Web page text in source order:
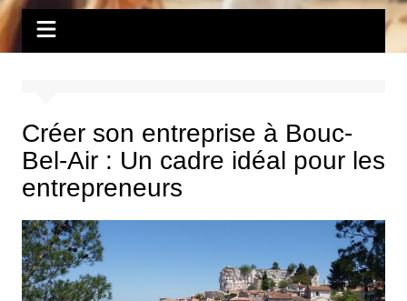
Créer son entreprise à Bouc-
Bel-Air : Un cadre idéal pour les
entrepreneurs